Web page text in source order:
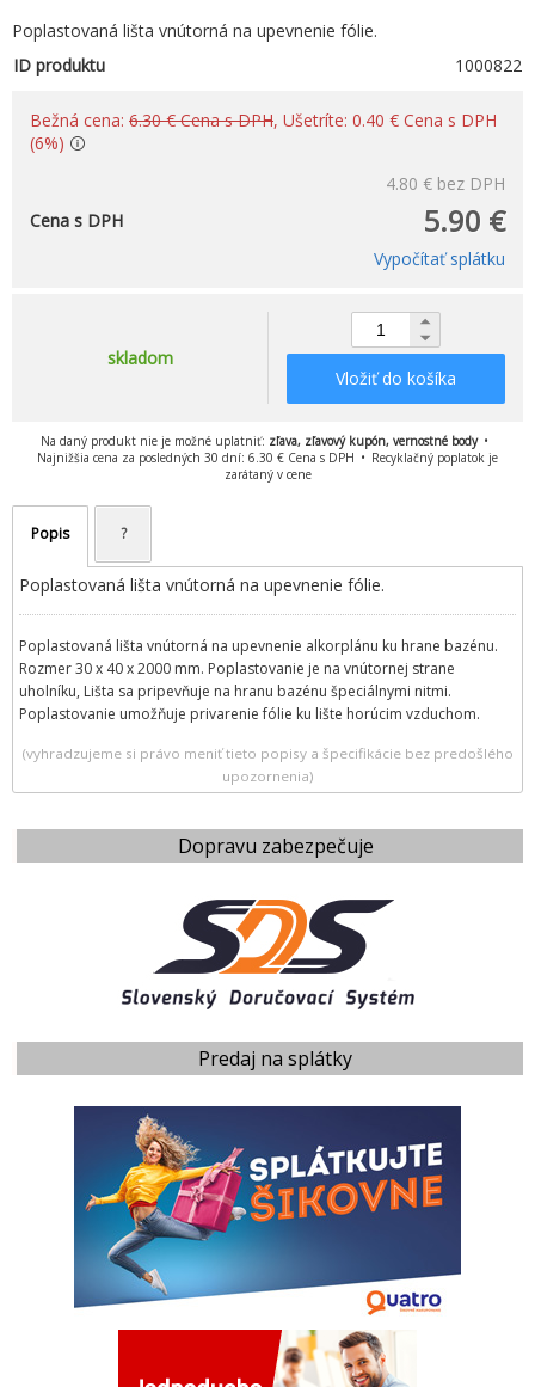
Dopravu zabezpečuje
Predaj na splátky
Poplastovaná lišta vnútorná na upevnenie fólie.
ID produktu
1000822
Bežná cena: 6.30 € Cena s DPH, Ušetríte: 0.40 € Cena s DPH
(6%)
4.80 € bez DPH
5.90 €
Cena s DPH
Vypočítať splátku
skladom
Vložiť do košíka
Na daný produkt nie je možné uplatniť: zľava, zľavový kupón, vernostné body
Najnižšia cena za posledných 30 dní: 6.30 € Cena s DPH
Recyklačný poplatok je
zarátaný v cene
Popis ?
Poplastovaná lišta vnútorná na upevnenie fólie.
Poplastovaná lišta vnútorná na upevnenie alkorplánu ku hrane bazénu.
Rozmer 30 x 40 x 2000 mm. Poplastovanie je na vnútornej strane
uholníku, Lišta sa pripevňuje na hranu bazénu špeciálnymi nitmi.
Poplastovanie umožňuje privarenie fólie ku lište horúcim vzduchom.
(vyhradzujeme si právo meniť tieto popisy a špecifikácie bez predošlého
upozornenia)